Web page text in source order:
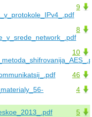
9
8
10
46
4
5